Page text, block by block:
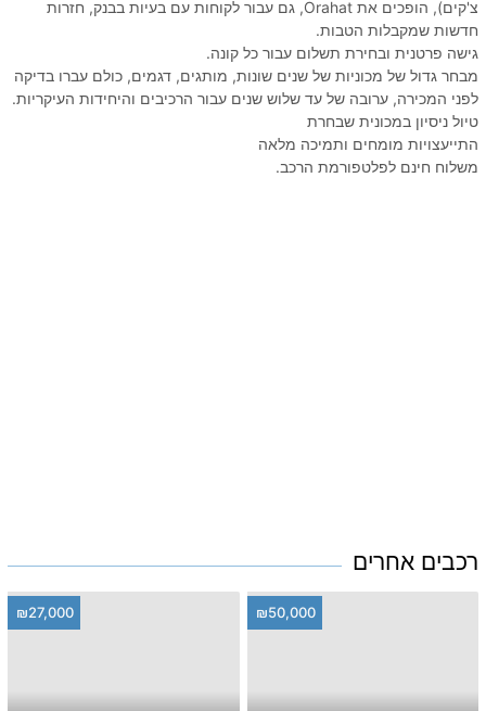
צ'קים), הופכים את Orahat, גם עבור לקוחות עם בעיות בבנק, חזרות
חדשות שמקבלות הטבות.
גישה פרטנית ובחירת תשלום עבור כל קונה.
מבחר גדול של מכוניות של שנים שונות, מותגים, דגמים, כולם עברו בדיקה
לפני המכירה, ערובה של עד שלוש שנים עבור הרכיבים והיחידות העיקריות.
טיול ניסיון במכונית שבחרת
התייעצויות מומחים ותמיכה מלאה
משלוח חינם לפלטפורמת הרכב.
רכבים אחרים
₪50,000
₪27,000